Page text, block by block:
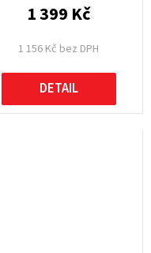
1 156 Kč bez DPH
1 399 Kč
DETAIL